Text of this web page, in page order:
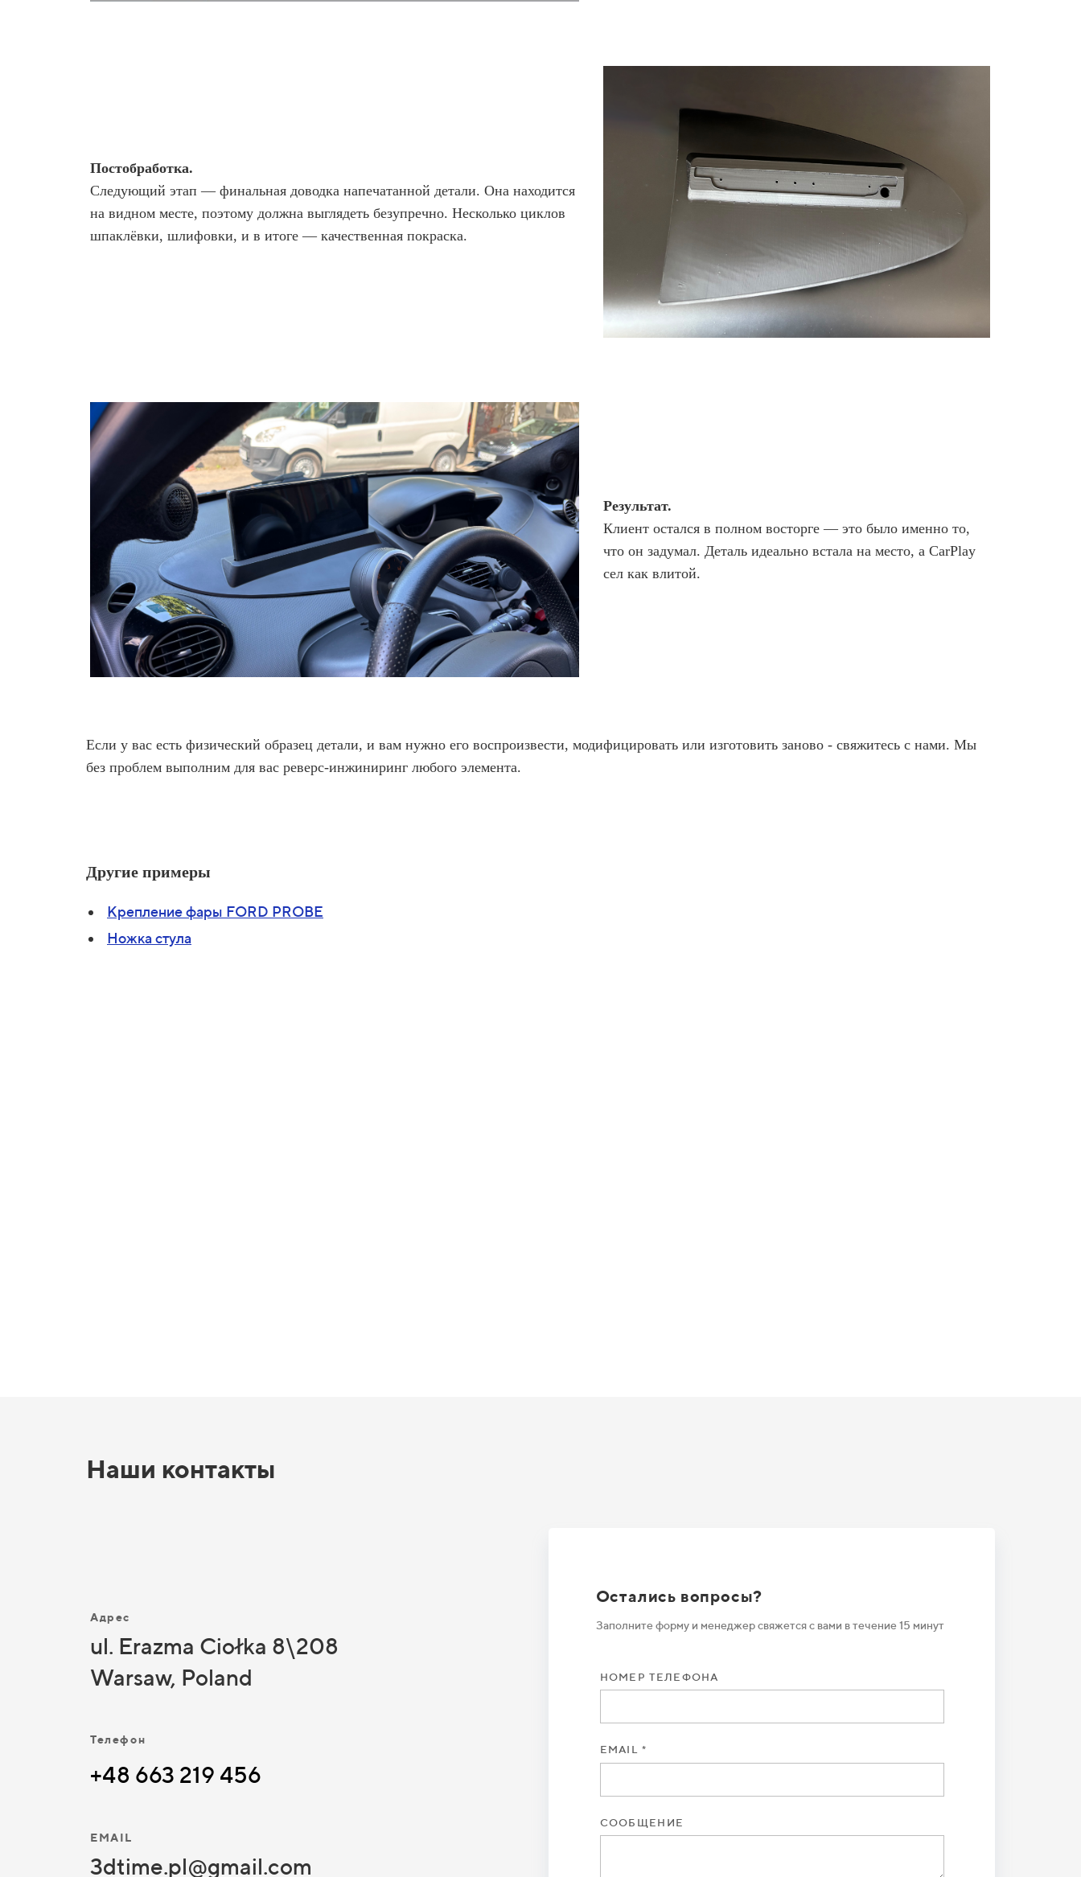
Постобработка.
Следующий этап — финальная доводка напечатанной детали. Она находится
на видном месте, поэтому должна выглядеть безупречно. Несколько циклов
шпаклёвки, шлифовки, и в итоге — качественная покраска.
Результат.
Клиент остался в полном восторге — это было именно то,
что он задумал. Деталь идеально встала на место, а CarPlay
сел как влитой.
Если у вас есть физический образец детали, и вам нужно его воспроизвести, модифицировать или изготовить заново - свяжитесь с нами. Мы
без проблем выполним для вас реверс-инжиниринг любого элемента.
Другие примеры
Крепление фары FORD PROBE
Ножка стула
Наши контакты
Адрес
ul. Erazma Ciołka 8\208
Warsaw, Poland
Телефон
+48 663 219 456
EMAIL
3dtime.pl@gmail.com
Остались вопросы?
Заполните форму и менеджер свяжется с вами в течение 15 минут
НОМЕР ТЕЛЕФОНА
EMAIL *
СООБЩЕНИЕ